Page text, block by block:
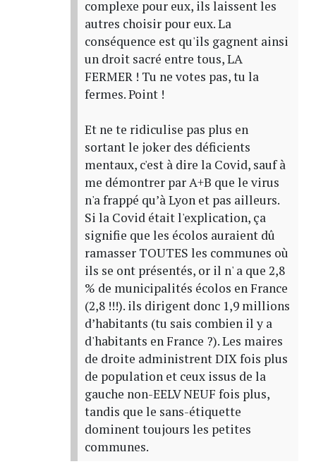
complexe pour eux, ils laissent les
autres choisir pour eux. La
conséquence est qu'ils gagnent ainsi
un droit sacré entre tous, LA
FERMER ! Tu ne votes pas, tu la
fermes. Point !
Et ne te ridiculise pas plus en
sortant le joker des déficients
mentaux, c'est à dire la Covid, sauf à
me démontrer par A+B que le virus
n'a frappé qu’à Lyon et pas ailleurs.
Si la Covid était l'explication, ça
signifie que les écolos auraient dû
ramasser TOUTES les communes où
ils se ont présentés, or il n' a que 2,8
% de municipalités écolos en France
(2,8 !!!). ils dirigent donc 1,9 millions
d’habitants (tu sais combien il y a
d'habitants en France ?). Les maires
de droite administrent DIX fois plus
de population et ceux issus de la
gauche non-EELV NEUF fois plus,
tandis que le sans-étiquette
dominent toujours les petites
communes.